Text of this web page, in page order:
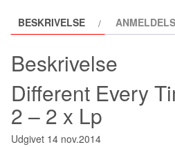
Lp
antal
BESKRIVELSE
Beskrivelse
Different Every
2 – 2 x Lp
Udgivet 14 nov.2014